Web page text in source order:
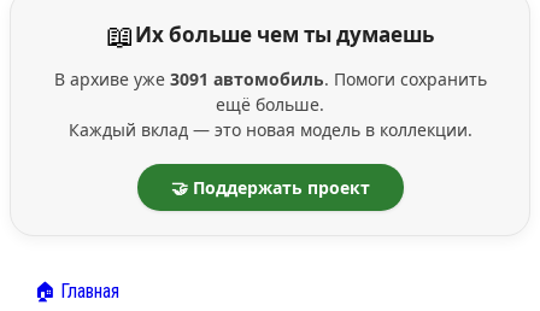
📖Их больше чем ты думаешь
В архиве уже 3091 автомобиль. Помоги сохранить
ещё больше.
Каждый вклад — это новая модель в коллекции.
🤝 Поддержать проект
🏠 Главная